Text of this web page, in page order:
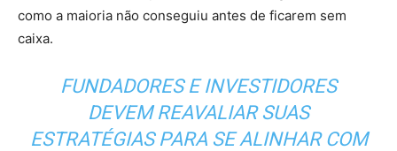
como a maioria não conseguiu antes de ficarem sem
caixa.
FUNDADORES E INVESTIDORES
DEVEM REAVALIAR SUAS
ESTRATÉGIAS PARA SE ALINHAR COM